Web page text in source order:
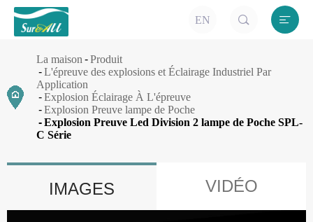
EN  
La maison
Produit
L'épreuve des explosions et Éclairage Industriel Par
Application
Explosion Éclairage À L'épreuve
Explosion Preuve lampe de Poche
Explosion Preuve Led Division 2 lampe de Poche SPL-
C Série
IMAGES VIDÉO